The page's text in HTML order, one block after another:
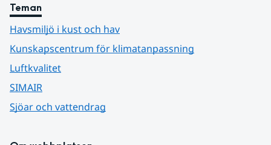
Teman
Havsmiljö i kust och hav
Kunskapscentrum för klimatanpassning
Luftkvalitet
SIMAIR
Sjöar och vattendrag